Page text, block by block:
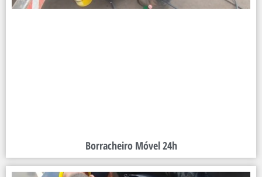
Borracheiro Móvel 24h